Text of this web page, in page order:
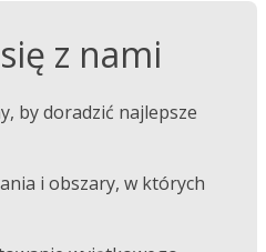
z nami
by doradzić najlepsze
i obszary, w których